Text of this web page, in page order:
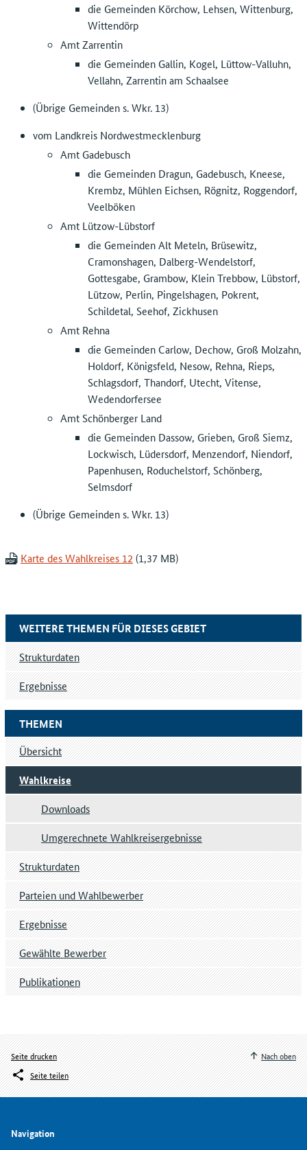
die Gemeinden Körchow, Lehsen, Wittenburg,
Wittendörp
Amt Zarrentin
die Gemeinden Gallin, Kogel, Lüttow-Valluhn,
Vellahn, Zarrentin am Schaalsee
(Übrige Gemeinden s. Wkr. 13)
vom Landkreis Nordwestmecklenburg
Amt Gadebusch
die Gemeinden Dragun, Gadebusch, Kneese,
Krembz, Mühlen Eichsen, Rögnitz, Roggendorf,
Veelböken
Amt Lützow-Lübstorf
die Gemeinden Alt Meteln, Brüsewitz,
Cramonshagen, Dalberg-Wendelstorf,
Gottesgabe, Grambow, Klein Trebbow, Lübstorf,
Lützow, Perlin, Pingelshagen, Pokrent,
Schildetal, Seehof, Zickhusen
Amt Rehna
die Gemeinden Carlow, Dechow, Groß Molzahn,
Holdorf, Königsfeld, Nesow, Rehna, Rieps,
Schlagsdorf, Thandorf, Utecht, Vitense,
Wedendorfersee
Amt Schönberger Land
die Gemeinden Dassow, Grieben, Groß Siemz,
Lockwisch, Lüdersdorf, Menzendorf, Niendorf,
Papenhusen, Roduchelstorf, Schönberg,
Selmsdorf
(Übrige Gemeinden s. Wkr. 13)
Karte des Wahlkreises 12
THEMEN
Übersicht
Wahlkreise
Downloads
Umgerechnete Wahlkreisergebnisse
Strukturdaten
Parteien und Wahlbewerber
Ergebnisse
Gewählte Bewerber
Publikationen
WEITERE THEMEN FÜR DIESES GEBIET
Strukturdaten
Ergebnisse
Seite drucken
Seite teilen
Nach oben
Navigation